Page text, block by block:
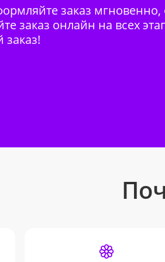
заказ мгновенно,
заказ онлайн на всех